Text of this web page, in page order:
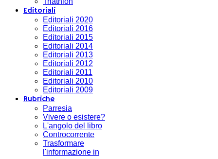
Editoriali
Editoriali 2020
Editoriali 2016
Editoriali 2015
Editoriali 2014
Editoriali 2013
Editoriali 2012
Editoriali 2011
Editoriali 2010
Editoriali 2009
Rubriche
Parresia
Vivere o esistere?
L'angolo del libro
Controcorrente
Trasformare
l'informazione in